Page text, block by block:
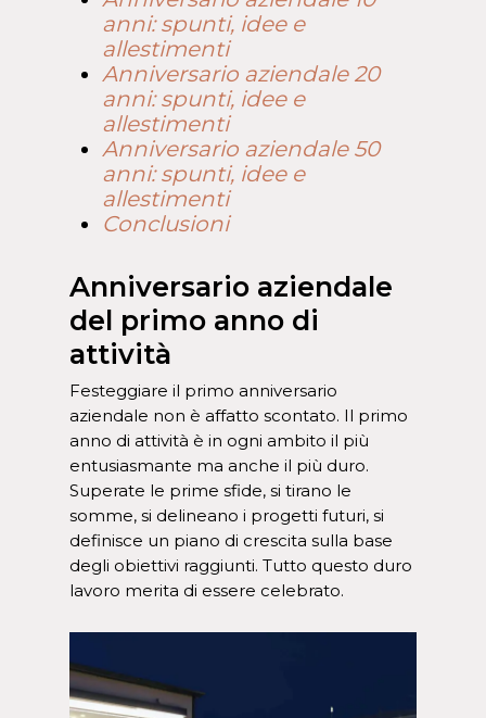
anni: spunti, idee e
allestimenti
Anniversario aziendale 20
anni: spunti, idee e
allestimenti
Anniversario aziendale 50
anni: spunti, idee e
allestimenti
Conclusioni
Anniversario aziendale
del primo anno di
attività
Festeggiare il primo anniversario
aziendale non è affatto scontato. Il primo
anno di attività è in ogni ambito il più
entusiasmante ma anche il più duro.
Superate le prime sfide, si tirano le
somme, si delineano i progetti futuri, si
definisce un piano di crescita sulla base
degli obiettivi raggiunti. Tutto questo duro
lavoro merita di essere celebrato.